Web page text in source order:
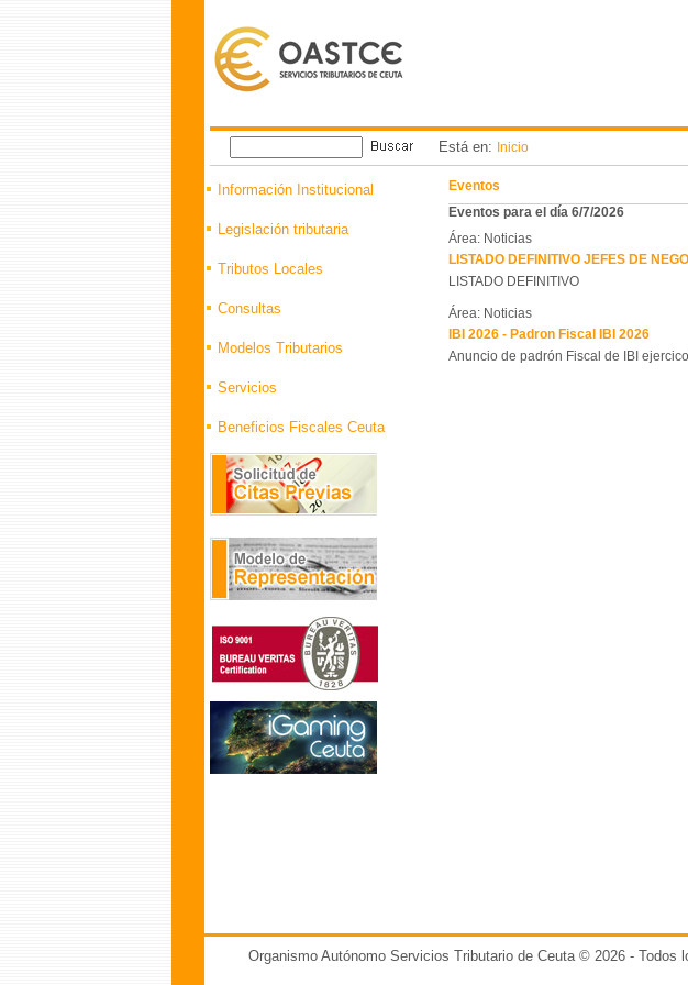
Está en: Inicio
Información Institucional
Legislación tributaria
Tributos Locales
Consultas
Modelos Tributarios
Servicios
Beneficios Fiscales Ceuta
Eventos
Eventos para el día 6/7/2026
Área: Noticias
LISTADO DEFINITIVO JEFES DE
LISTADO DEFINITIVO
Área: Noticias
IBI 2026 - Padron Fiscal IBI 2026
Anuncio de padrón Fiscal de IBI
Organismo Autónomo Servicios Tributario de Ceuta © 2026 - Todos